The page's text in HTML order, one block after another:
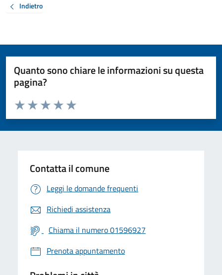
Indietro
Quanto sono chiare le informazioni su questa
pagina?
Valuta da 1 a 5 stelle la pagina
Valuta 5 stelle su 5
Valuta 4 stelle su 5
Valuta 3 stelle su 5
Valuta 2 stelle su 5
Valuta 1 stelle su 5
Contatta il comune
Leggi le domande frequenti
Richiedi assistenza
Chiama il numero 01596927
Prenota appuntamento